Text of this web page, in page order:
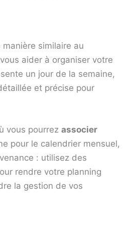
similaire au
aider à organiser votre
un jour de la semaine,
et précise pour
vous pourrez associer
pour le calendrier mensuel,
: utilisez des
rendre votre planning
la gestion de vos